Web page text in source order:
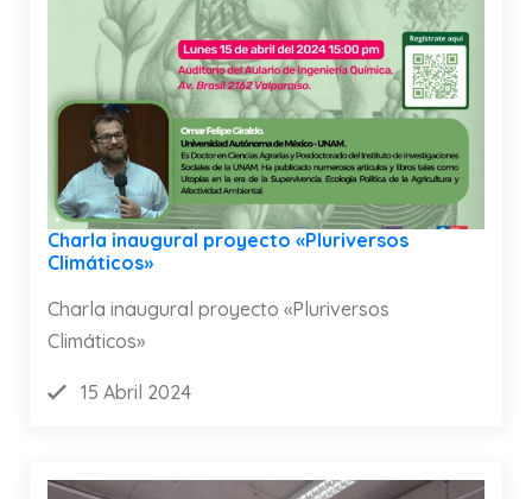
Charla inaugural proyecto «Pluriversos
Climáticos»
Charla inaugural proyecto «Pluriversos
Climáticos»
15 Abril 2024